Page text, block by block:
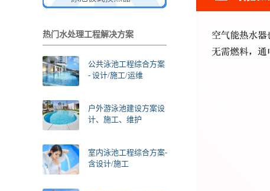
热门水处理工程解决方案
公共泳池工程综合方案
- 设计/施工/运维
户外游泳池建设方案设
计、施工、维护
室内泳池工程综合方案-
含设计/施工